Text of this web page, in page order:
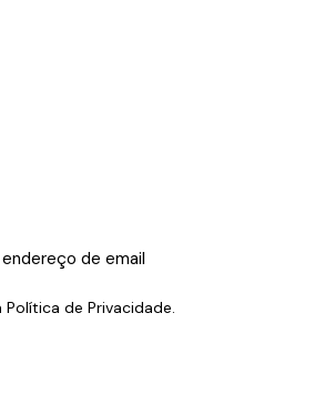
Política de Privacidade.